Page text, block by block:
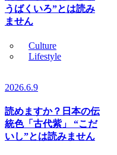
うばくいろ”とは読み
ません
Culture
Lifestyle
2026.6.9
読めますか？日本の伝
統色「古代紫」 “こだ
いし”とは読みません